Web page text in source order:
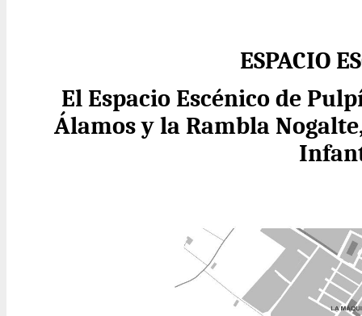
ESPACIO
El Espacio Escénico de
Álamos y la Rambla